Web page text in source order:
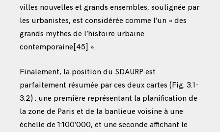
villes nouvelles et grands ensembles, soulignée par
les urbanistes, est considérée comme l’un « des
grands mythes de l’histoire urbaine
contemporaine [45] ».
Finalement, la position du SDAURP est
parfaitement résumée par ces deux cartes (Fig. 3.1-
3.2) : une première représentant la planification de
la zone de Paris et de la banlieue voisine à une
échelle de 1:100’000, et une seconde affichant le